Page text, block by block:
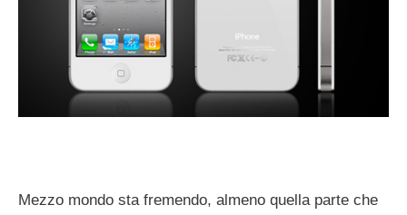
Mezzo mondo sta fremendo, almeno quella parte che